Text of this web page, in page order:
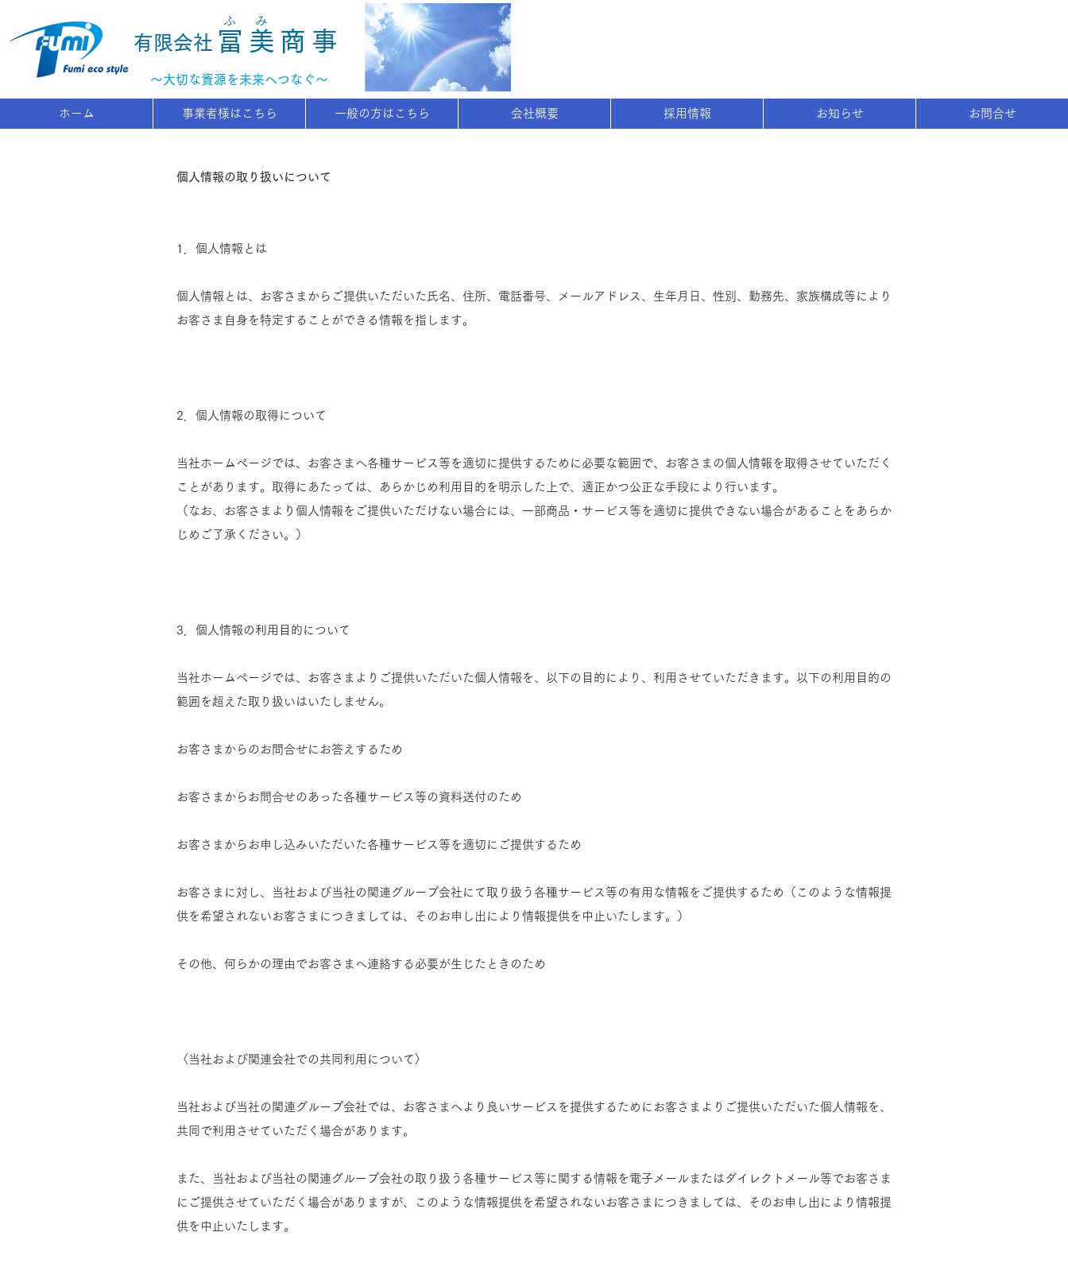
有限会社 冨美商事
ふ み
​～大切な資源を未来へつなぐ～
ホーム 事業者様はこちら 一般の方はこちら 会社概要 採用情報 お知らせ お問合せ
個人情報の取り扱いについて
1．個人情報とは
個人情報とは、お客さまからご提供いただいた氏名、住所、電話番号、メールアドレス、生年月日、性別、勤務先、家族構成等により
お客さま自身を特定することができる情報を指します。
2．個人情報の取得について
当社ホームページでは、お客さまへ各種サービス等を適切に提供するために必要な範囲で、お客さまの個人情報を取得させていただく
ことがあります。取得にあたっては、あらかじめ利用目的を明示した上で、適正かつ公正な手段により行います。
（なお、お客さまより個人情報をご提供いただけない場合には、一部商品・サービス等を適切に提供できない場合があることをあらか
じめご了承ください。）
3．個人情報の利用目的について
当社ホームページでは、お客さまよりご提供いただいた個人情報を、以下の目的により、利用させていただきます。以下の利用目的の
範囲を超えた取り扱いはいたしません。
お客さまからのお問合せにお答えするため
お客さまからお問合せのあった各種サービス等の資料送付のため
お客さまからお申し込みいただいた各種サービス等を適切にご提供するため
お客さまに対し、当社および当社の関連グループ会社にて取り扱う各種サービス等の有用な情報をご提供するため（このような情報提
供を希望されないお客さまにつきましては、そのお申し出により情報提供を中止いたします。）
その他、何らかの理由でお客さまへ連絡する必要が生じたときのため
〈当社および関連会社での共同利用について〉
当社および当社の関連グループ会社では、お客さまへより良いサービスを提供するためにお客さまよりご提供いただいた個人情報を、
共同で利用させていただく場合があります。
また、当社および当社の関連グループ会社の取り扱う各種サービス等に関する情報を電子メールまたはダイレクトメール等でお客さま
にご提供させていただく場合がありますが、このような情報提供を希望されないお客さまにつきましては、そのお申し出により情報提
供を中止いたします。